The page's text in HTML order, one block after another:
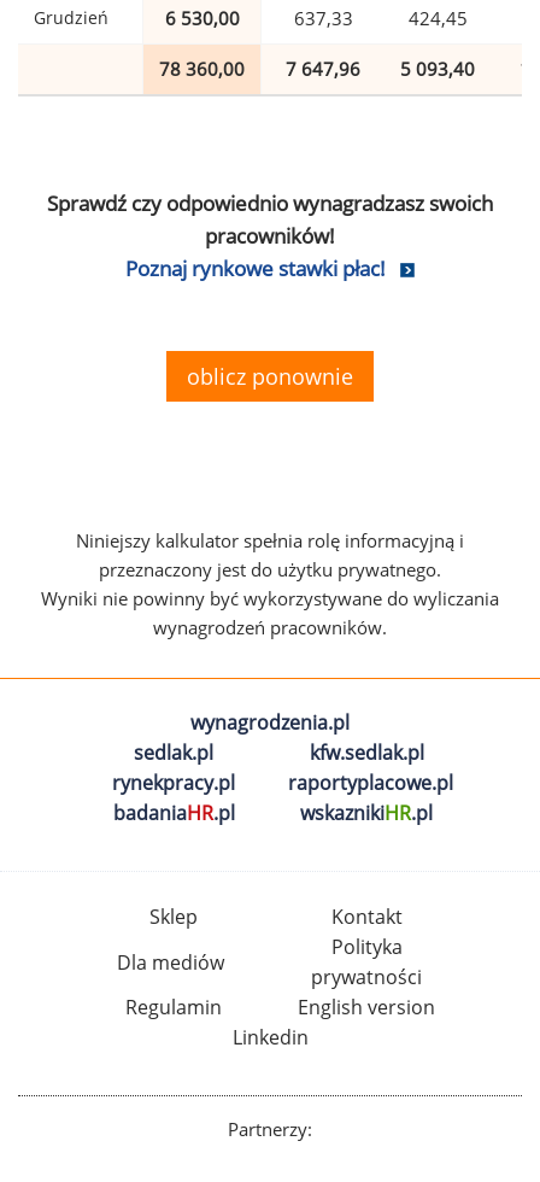
Grudzień 6 530,00 637,33 424,45
78 360,00 7 647,96 5 093,40 1
Sprawdź czy odpowiednio wynagradzasz swoich
pracowników!
Poznaj rynkowe stawki płac!
oblicz ponownie
Niniejszy kalkulator spełnia rolę informacyjną i
przeznaczony jest do użytku prywatnego.
Wyniki nie powinny być wykorzystywane do wyliczania
wynagrodzeń pracowników.
wynagrodzenia.pl
sedlak.pl
kfw.sedlak.pl
rynekpracy.pl
raportyplacowe.pl
badaniaHR.pl wskaznikiHR.pl
Sklep
Kontakt
Dla mediów
Polityka
prywatności
Regulamin
English version
Linkedin
Partnerzy: